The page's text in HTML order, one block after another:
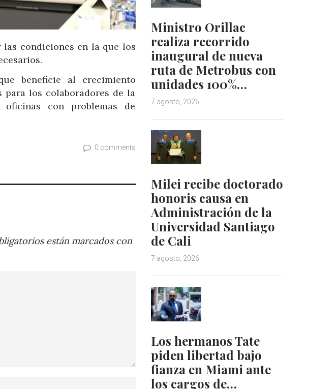
condiciones en la que los
beneficie al crecimiento
los colaboradores de la
con problemas de
0 comments
están marcados con
Ministro Orillac
realiza recorrido
inaugural de nueva
ruta de Metrobus con
unidades 100%…
7 agosto, 2026
Milei recibe doctorado
honoris causa en
Administración de la
Universidad Santiago
de Cali
7 agosto, 2026
Los hermanos Tate
piden libertad bajo
fianza en Miami ante
los cargos de…